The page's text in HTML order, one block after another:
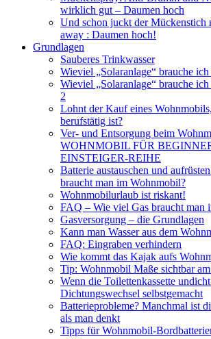
wirklich gut – Daumen hoch
Und schon juckt der Mückenstich
away : Daumen hoch!
Grundlagen
Sauberes Trinkwasser
Wieviel „Solaranlage“ brauche
Wieviel „Solaranlage“ brauche
2
Lohnt der Kauf eines
berufstätig ist?
Ver- und Entsorgung beim
WOHNMOBIL FÜR
EINSTEIGER-REIHE
Batterie austauschen und
braucht man im Wohnmobil?
Wohnmobilurlaub ist riskant!
FAQ – Wie viel Gas braucht man
Gasversorgung – die Grundlagen
Kann man Wasser aus dem
FAQ: Eingraben verhindern
Wie kommt das Kajak aufs
Tip: Wohnmobil Maße sichtbar
Wenn die Toilettenkassette
Dichtungswechsel selbstgemacht
Batterieprobleme? Manchmal ist
als man denkt
Tipps für Wohnmobil-